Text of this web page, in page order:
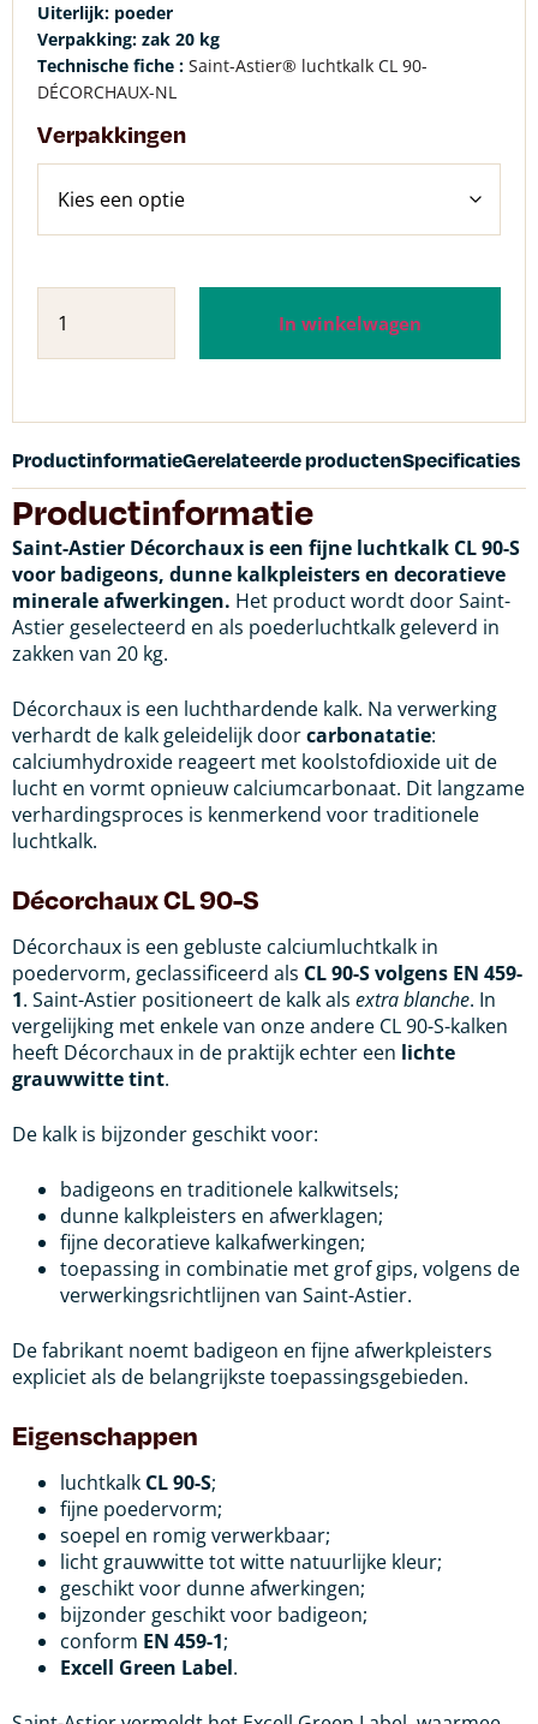
Uiterlijk: poeder
Verpakking: zak 20 kg
Technische fiche : Saint-Astier® luchtkalk CL 90-
DÉCORCHAUX-NL
Verpakkingen
In winkelwagen
ProductinformatieGerelateerde productenSpecificaties
Productinformatie
Saint-Astier Décorchaux is een fijne luchtkalk CL 90-S
voor badigeons, dunne kalkpleisters en decoratieve
minerale afwerkingen. Het product wordt door Saint-
Astier geselecteerd en als poederluchtkalk geleverd in
zakken van 20 kg.
Décorchaux is een luchthardende kalk. Na verwerking
verhardt de kalk geleidelijk doorcarbonatatie:
calciumhydroxide reageert met koolstofdioxide uit de
lucht en vormt opnieuw calciumcarbonaat. Dit langzame
verhardingsproces is kenmerkend voor traditionele
luchtkalk.
Décorchaux CL 90-S
Décorchaux is een gebluste calciumluchtkalk in
poedervorm, geclassificeerd als CL 90-S volgens EN 459-
1. Saint-Astier positioneert de kalk als extra blanche. In
vergelijking met enkele van onze andere CL 90-S-kalken
heeft Décorchaux in de praktijk echter een lichte
grauwwitte tint.
De kalk is bijzonder geschikt voor:
badigeons en traditionele kalkwitsels;
dunne kalkpleisters en afwerklagen;
fijne decoratieve kalkafwerkingen;
toepassing in combinatie met grof gips, volgens de
verwerkingsrichtlijnen van Saint-Astier.
De fabrikant noemt badigeon en fijne afwerkpleisters
expliciet als de belangrijkste toepassingsgebieden.
Eigenschappen
luchtkalk CL 90-S;
fijne poedervorm;
soepel en romig verwerkbaar;
licht grauwwitte tot witte natuurlijke kleur;
geschikt voor dunne afwerkingen;
bijzonder geschikt voor badigeon;
conform EN 459-1;
Excell Green Label.